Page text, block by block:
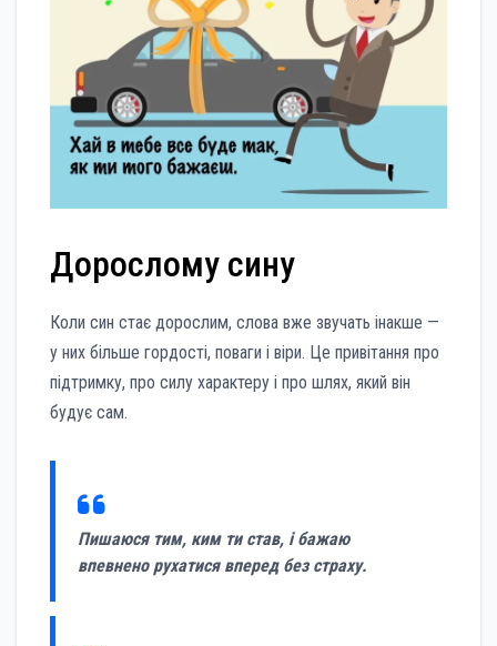
Дорослому сину
Коли син стає дорослим, слова вже звучать інакше —
у них більше гордості, поваги і віри. Це привітання про
підтримку, про силу характеру і про шлях, який він
будує сам.
Пишаюся тим, ким ти став, і бажаю
впевнено рухатися вперед без страху.